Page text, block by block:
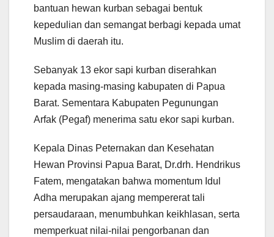
bantuan hewan kurban sebagai bentuk
kepedulian dan semangat berbagi kepada umat
Muslim di daerah itu.
Sebanyak 13 ekor sapi kurban diserahkan
kepada masing-masing kabupaten di Papua
Barat. Sementara Kabupaten Pegunungan
Arfak (Pegaf) menerima satu ekor sapi kurban.
Kepala Dinas Peternakan dan Kesehatan
Hewan Provinsi Papua Barat, Dr.drh. Hendrikus
Fatem, mengatakan bahwa momentum Idul
Adha merupakan ajang mempererat tali
persaudaraan, menumbuhkan keikhlasan, serta
memperkuat nilai-nilai pengorbanan dan